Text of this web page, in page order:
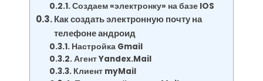
Создаем «электронку» на базе IOS
Как создать электронную почту на
телефоне андроид
Настройка Gmail
Агент Yandex.Mail
Клиент myMail